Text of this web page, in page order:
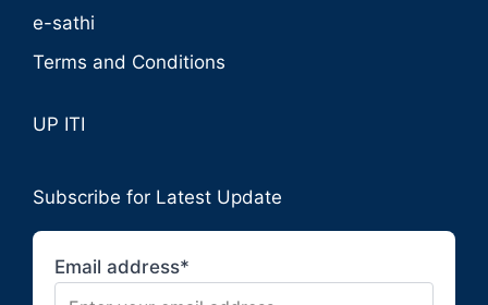
e-sathi
Terms and Conditions
UP ITI
Subscribe for Latest Update
Email address*